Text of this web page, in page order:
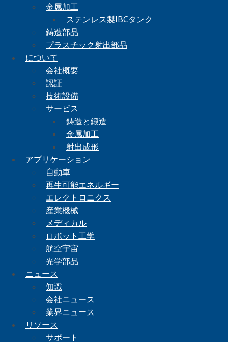
金属加工
ステンレス製IBCタンク
鋳造部品
プラスチック射出部品
について
会社概要
認証
技術設備
サービス
鋳造と鍛造
金属加工
射出成形
アプリケーション
自動車
再生可能エネルギー
エレクトロニクス
産業機械
メディカル
ロボット工学
航空宇宙
光学部品
ニュース
知識
会社ニュース
業界ニュース
リソース
サポート